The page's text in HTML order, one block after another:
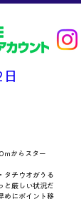
からスター
タチウオがうる
と厳しい状況だ
めにポイント移